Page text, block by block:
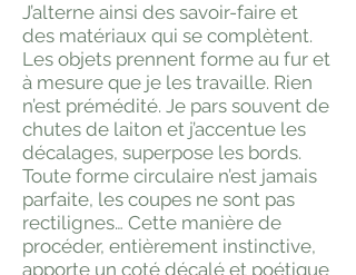
J’alterne ainsi des savoir-faire et
des matériaux qui se complètent.
Les objets prennent forme au fur et
à mesure que je les travaille. Rien
n’est prémédité. Je pars souvent de
chutes de laiton et j’accentue les
décalages, superpose les bords.
Toute forme circulaire n’est jamais
parfaite, les coupes ne sont pas
rectilignes… Cette manière de
procéder, entièrement instinctive,
apporte un coté décalé et poétique